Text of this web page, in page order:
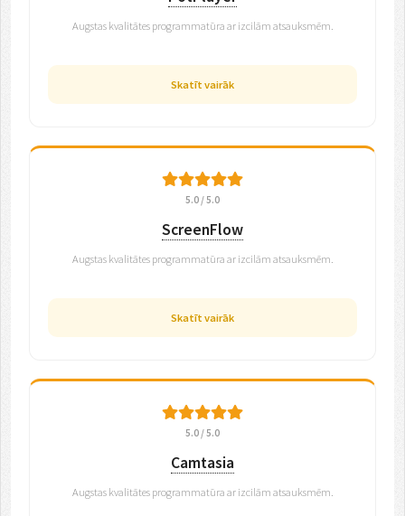
Augstas kvalitātes programmatūra ar izcilām atsauksmēm.
Skatīt vairāk
5.0 / 5.0
ScreenFlow
Augstas kvalitātes programmatūra ar izcilām atsauksmēm.
Skatīt vairāk
5.0 / 5.0
Camtasia
Augstas kvalitātes programmatūra ar izcilām atsauksmēm.